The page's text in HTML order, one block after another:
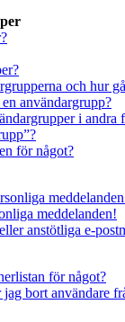
och hur
användargrupp?
i andra
för något?
meddelanden!
anstötliga e-
för något?
bort användare